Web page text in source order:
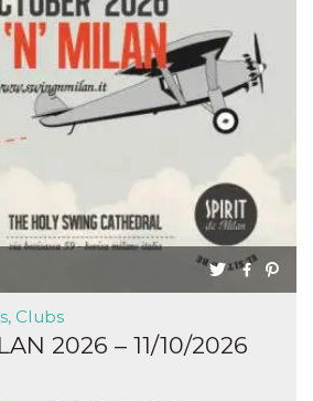
Clubs
2026 – 11/10/2026